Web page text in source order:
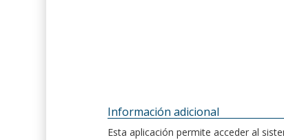
Información adicional
Esta aplicación permite acceder al